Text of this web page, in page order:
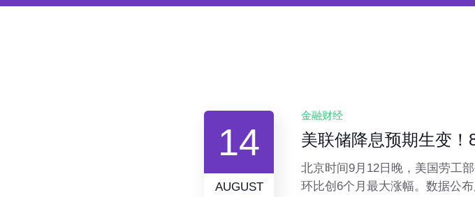
14
AUGUST
金融财经
美联储降息预期生变！
北京时间9月12日晚，美国劳工
环比创6个月最大涨幅。数据公